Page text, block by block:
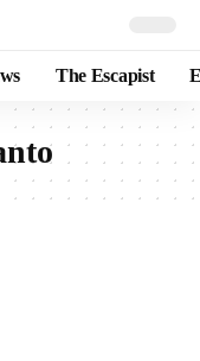
The Escapist